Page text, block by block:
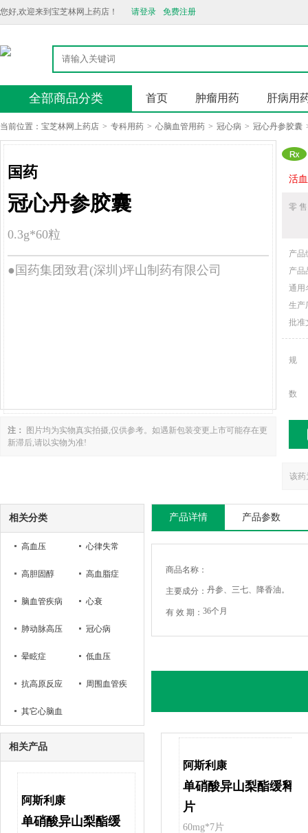
您好,欢迎来到宝芝林网上药店！ 请登录 免费注册
全部商品分类 首页 肿瘤用药 肝病用
当前位置： 宝芝林网上药店 > 专科用药 > 心脑血管用药 > 冠心病 > 冠心丹参胶囊
国药
冠心丹参胶囊
0.3g*60粒
●国药集团致君(深圳)坪山制药有限公司
注：
图片均为实物真实拍摄,仅供参考。如遇新包装变更上市可能存在更
新滞后,请以实物为准!
活
零
产品
产品
通用
生产
批准
规
数
该药
相关分类
高血压 心律失常
高胆固醇 高血脂症
脑血管疾病 心衰
肺动脉高压
病
冠心病
晕眩症 低血压
抗高原反应 周围血管疾
其它心脑血
管疾病
相关产品
阿斯利康
单硝酸异山梨酯缓
产品详情 产品参数
商品名称：
主要成分： 丹参、三七、降香油。
有 效 期： 36个月
阿斯利康
单硝酸异山梨酯缓释
片
60mg*7片